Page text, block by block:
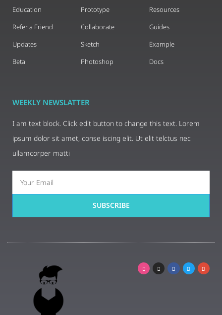
Education
Refer a Friend
Updates
Beta
Prototype
Collaborate
Sketch
Photoshop
Resources
Guides
Example
Docs
WEEKLY NEWSLATTER
I am text block. Click edit button to change this text. Lorem
ipsum dolor sit amet, conse iscing elit. Ut elit telctus nec
ullamcorper matti
SUBSCRIBE